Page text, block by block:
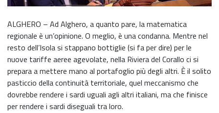
ALGHERO – Ad Alghero, a quanto pare, la matematica
regionale è un’opinione. O meglio, è una condanna. Mentre nel
resto dell’Isola si stappano bottiglie (si fa per dire) per le
nuove tariffe aeree agevolate, nella Riviera del Corallo ci si
prepara a mettere mano al portafoglio più degli altri. È il solito
pasticcio della continuità territoriale, quel meccanismo che
dovrebbe rendere i sardi uguali agli altri italiani, ma che finisce
per rendere i sardi diseguali tra loro.